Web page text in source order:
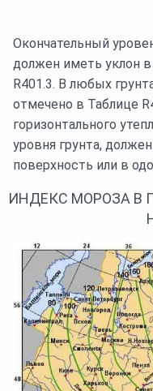
Окончательный
должен иметь уклон
R401.3. В любых
отмечено в Таблице
горизонтального
уровня грунта,
поверхность или в
ИНДЕКС МОРОЗА В